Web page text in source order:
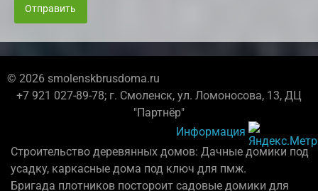
Отправить
© 2026 smolenskbrusdoma.ru
+7 921 027-89-78; г. Смоленск, ул. Ломоносова, 13, ДЦ
"Партнёр"
Информация
Строительство деревянных домов: Дачные домики под
усадку, каркасные дома под ключ для пмж.
Бригада плотников постороит садовые домики для